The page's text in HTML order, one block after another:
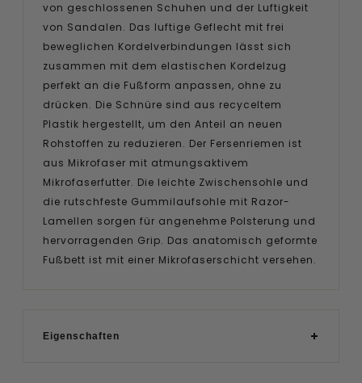
von geschlossenen Schuhen und der Luftigkeit
von Sandalen. Das luftige Geflecht mit frei
beweglichen Kordelverbindungen lässt sich
zusammen mit dem elastischen Kordelzug
perfekt an die Fußform anpassen, ohne zu
drücken. Die Schnüre sind aus recyceltem
Plastik hergestellt, um den Anteil an neuen
Rohstoffen zu reduzieren. Der Fersenriemen ist
aus Mikrofaser mit atmungsaktivem
Mikrofaserfutter. Die leichte Zwischensohle und
die rutschfeste Gummilaufsohle mit Razor-
Lamellen sorgen für angenehme Polsterung und
hervorragenden Grip. Das anatomisch geformte
Fußbett ist mit einer Mikrofaserschicht versehen.
Eigenschaften